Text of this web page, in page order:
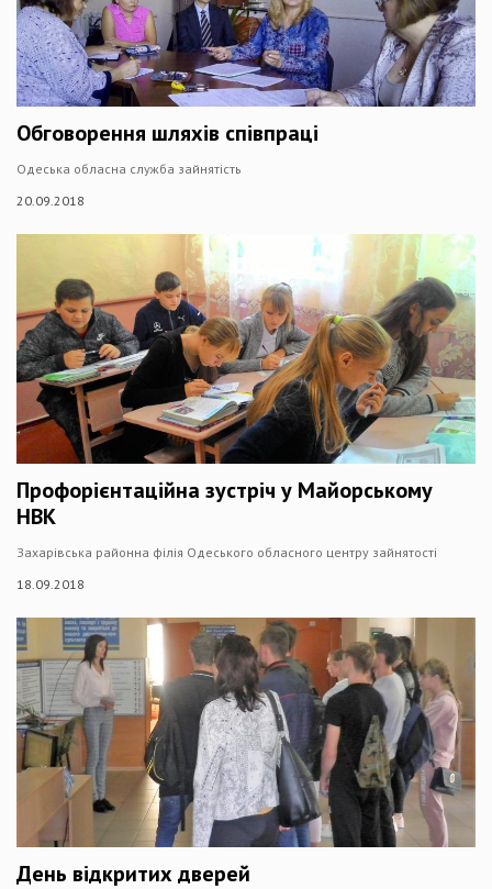
Обговорення шляхів співпраці
Одеська обласна служба зайнятість
20.09.2018
Профорієнтаційна зустріч у Майорському
НВК
Захарівська районна філія Одеського обласного центру зайнятості
18.09.2018
День відкритих дверей